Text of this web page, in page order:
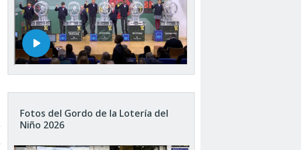
Fotos del Gordo de la Lotería del
Niño 2026